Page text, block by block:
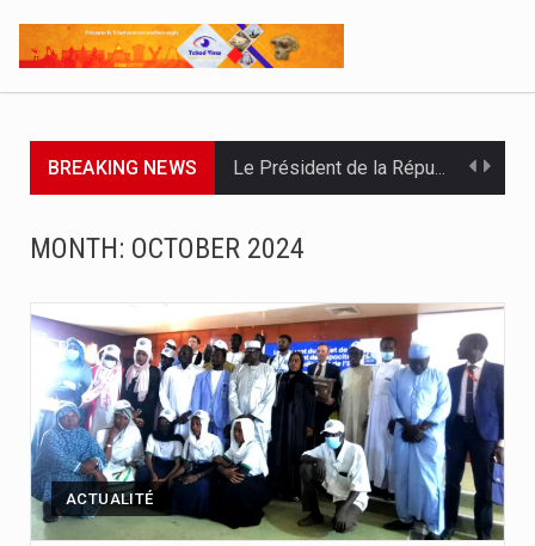
BREAKING NEWS
L’Association pour l’Épanouissement de la Femme, APEF, a officiellement lancé…
Le ministère de la Communication, en partenariat avec l’UNICEF, la…
L’Union Africaine des Radiodiffusions, UAR, en partenariat avec l’UNESCO et…
MONTH: OCTOBER 2024
ACTUALITÉ